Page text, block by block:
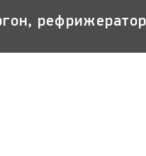
рефрижератор